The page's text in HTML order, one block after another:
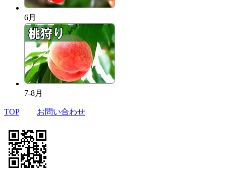
6月
7-8月
TOP| お問い合わせ